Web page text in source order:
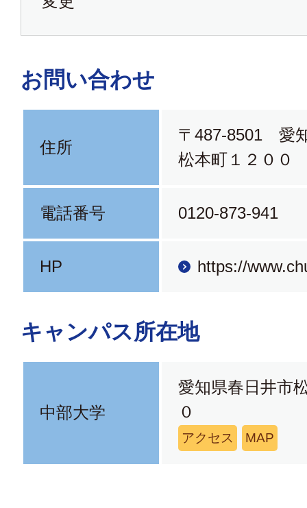
お問い合わせ
住所
〒487-8501 愛
松本町１２００
電話番号 0120-873-941
HP https://
キャンパス所在地
中部大学
愛知県春日井市
０
アクセス MAP